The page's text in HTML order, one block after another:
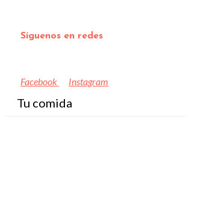
Síguenos en redes
Facebook Instagram
Tu comida